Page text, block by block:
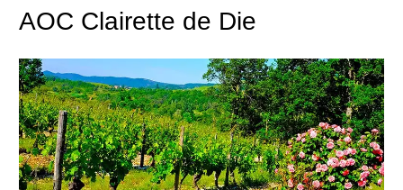
AOC Clairette de Die